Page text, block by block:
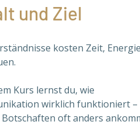
und Ziel
kosten Zeit,
Kurs lernst du, wie
wirklich funktioniert –
oft anders